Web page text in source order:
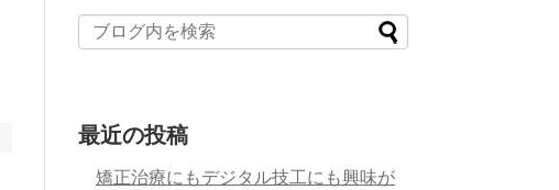
最近の投稿
矯正治療にもデジタル技工にも興味が